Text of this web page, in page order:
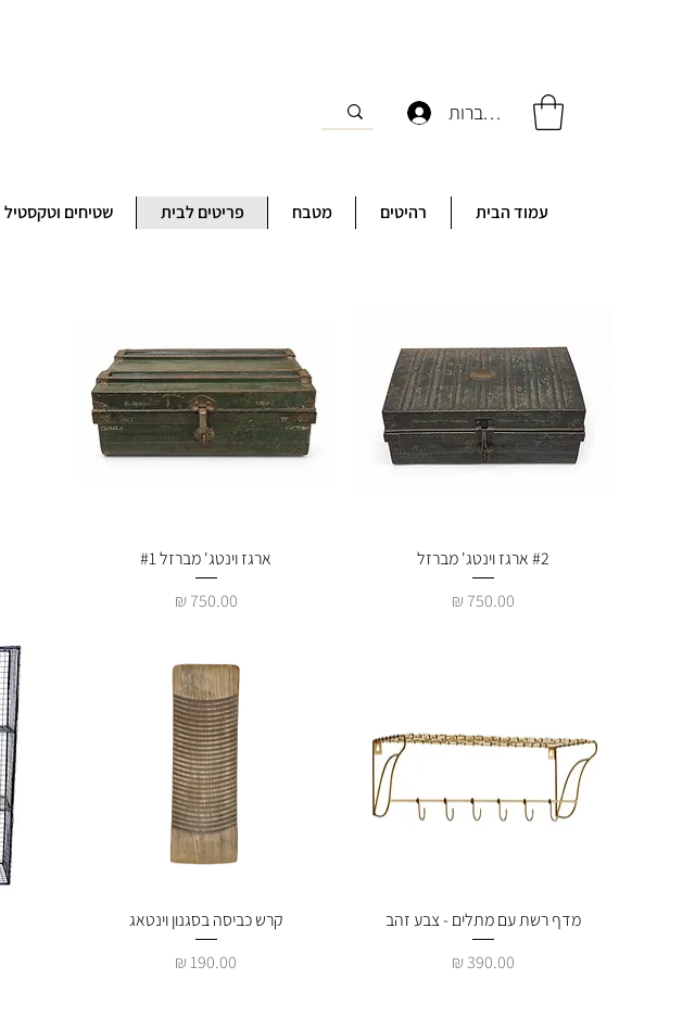
להתחברות
עמוד הבית רהיטים מטבח פריטים לבית שטיחים וטקסטיל
תצוגה מהירה
#2 ארגז וינטג' מברזל
מחיר
תצוגה מהירה
ארגז וינטג' מברזל #1
מחיר
תצוגה מהירה
מדף רשת עם מתלים - צבע זהב
מחיר
תצוגה מהירה
קרש כביסה בסגנון וינטאג
מחיר